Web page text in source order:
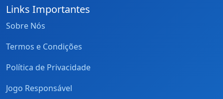
Links Importantes
Sobre Nós
Termos e Condições
Política de Privacidade
Jogo Responsável